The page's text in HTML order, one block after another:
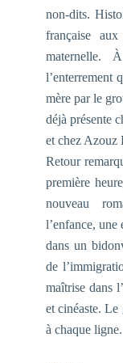
non-dits.
française
maternelle.
l’enterrement
mère par le
déjà présente
et chez Azouz
Retour
première
nouveau
l’enfance, une
dans un
de
maîtrise dans
et cinéaste.
à chaque ligne.